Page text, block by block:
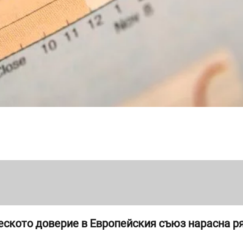
доверие в Европейския съюз нарасна